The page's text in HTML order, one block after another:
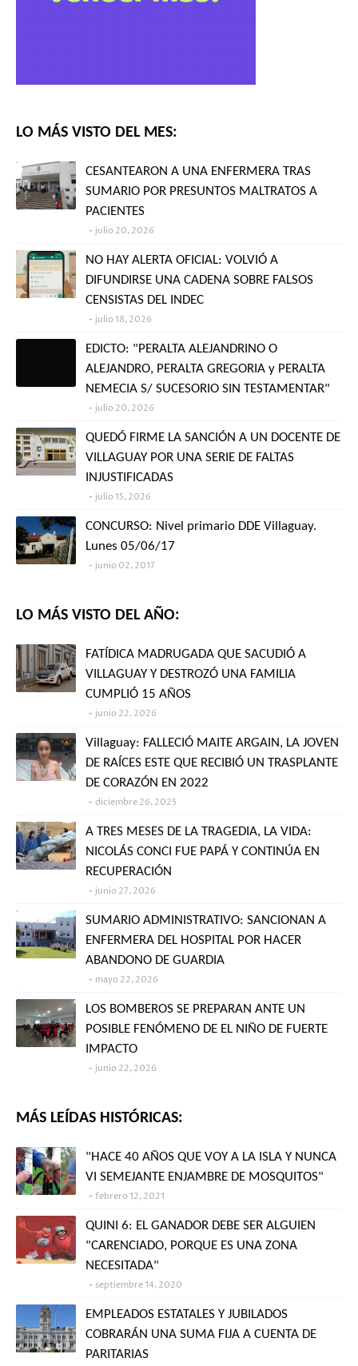
LO MÁS VISTO DEL MES:
CESANTEARON A UNA ENFERMERA TRAS
SUMARIO POR PRESUNTOS MALTRATOS A
PACIENTES
julio 20, 2026
NO HAY ALERTA OFICIAL: VOLVIÓ A
DIFUNDIRSE UNA CADENA SOBRE FALSOS
CENSISTAS DEL INDEC
julio 18, 2026
EDICTO: "PERALTA ALEJANDRINO O
ALEJANDRO, PERALTA GREGORIA y PERALTA
NEMECIA S/ SUCESORIO SIN TESTAMENTAR"
julio 20, 2026
QUEDÓ FIRME LA SANCIÓN A UN DOCENTE DE
VILLAGUAY POR UNA SERIE DE FALTAS
INJUSTIFICADAS
julio 15, 2026
CONCURSO: Nivel primario DDE Villaguay.
Lunes 05/06/17
junio 02, 2017
LO MÁS VISTO DEL AÑO:
FATÍDICA MADRUGADA QUE SACUDIÓ A
VILLAGUAY Y DESTROZÓ UNA FAMILIA
CUMPLIÓ 15 AÑOS
junio 22, 2026
Villaguay: FALLECIÓ MAITE ARGAIN, LA JOVEN
DE RAÍCES ESTE QUE RECIBIÓ UN TRASPLANTE
DE CORAZÓN EN 2022
diciembre 26, 2025
A TRES MESES DE LA TRAGEDIA, LA VIDA:
NICOLÁS CONCI FUE PAPÁ Y CONTINÚA EN
RECUPERACIÓN
junio 27, 2026
SUMARIO ADMINISTRATIVO: SANCIONAN A
ENFERMERA DEL HOSPITAL POR HACER
ABANDONO DE GUARDIA
mayo 22, 2026
LOS BOMBEROS SE PREPARAN ANTE UN
POSIBLE FENÓMENO DE EL NIÑO DE FUERTE
IMPACTO
junio 22, 2026
MÁS LEÍDAS HISTÓRICAS:
"HACE 40 AÑOS QUE VOY A LA ISLA Y NUNCA
VI SEMEJANTE ENJAMBRE DE MOSQUITOS"
febrero 12, 2021
QUINI 6: EL GANADOR DEBE SER ALGUIEN
"CARENCIADO, PORQUE ES UNA ZONA
NECESITADA"
septiembre 14, 2020
EMPLEADOS ESTATALES Y JUBILADOS
COBRARÁN UNA SUMA FIJA A CUENTA DE
PARITARIAS